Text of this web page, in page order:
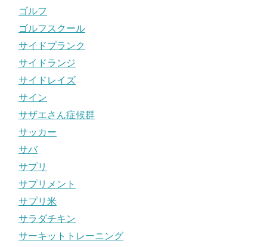
ゴルフ
ゴルフスクール
サイドプランク
サイドランジ
サイドレイズ
サイン
サザエさん症候群
サッカー
サバ
サプリ
サプリメント
サプリ米
サラダチキン
サーキットトレーニング